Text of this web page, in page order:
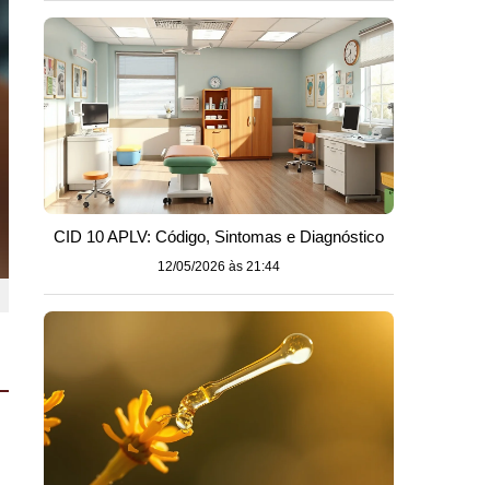
CID 10 APLV: Código, Sintomas e Diagnóstico
12/05/2026 às 21:44